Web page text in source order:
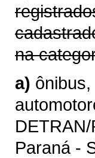
na
a)
Paraná -